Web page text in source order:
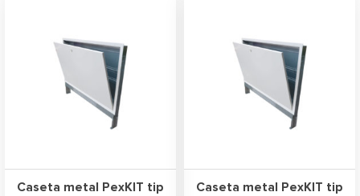
Caseta metal PexKIT tip
Caseta metal PexKIT tip